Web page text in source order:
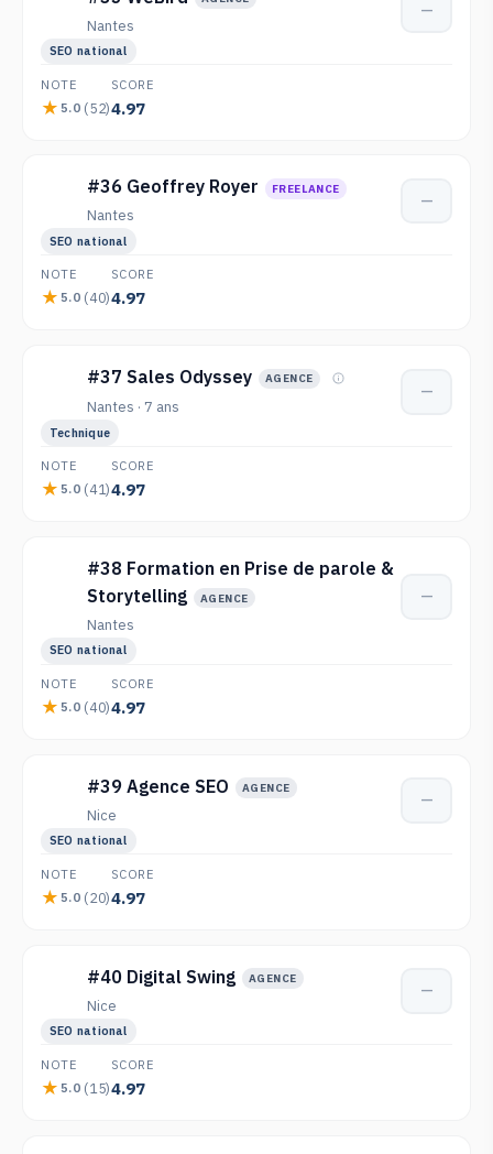
Nantes
—
SEO national
NOTE
5.0 (52)
SCORE
4.97
#36 Geoffrey Royer FREELANCE
Nantes
—
SEO national
NOTE
5.0 (40)
SCORE
4.97
#37 Sales Odyssey AGENCE
Nantes · 7 ans
—
Technique
NOTE
5.0 (41)
SCORE
4.97
#38 Formation en Prise de parole &
Storytelling
AGENCE
Nantes
—
SEO national
NOTE
5.0 (40)
SCORE
4.97
#39 Agence SEO AGENCE
Nice
—
SEO national
NOTE
5.0 (20)
SCORE
4.97
#40 Digital Swing AGENCE
Nice
—
SEO national
NOTE
5.0 (15)
SCORE
4.97